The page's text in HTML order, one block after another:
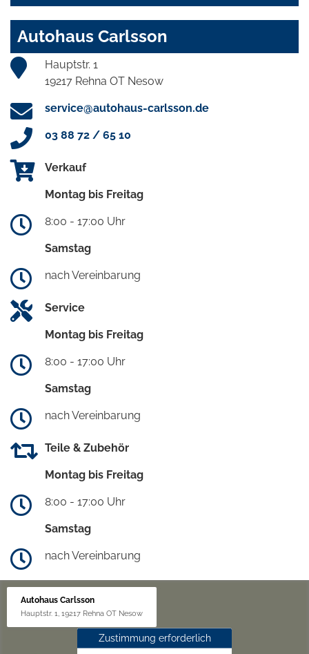
Autohaus Carlsson
Hauptstr. 1
19217 Rehna OT Nesow
service@autohaus-carlsson.de
03 88 72 / 65 10
Verkauf
Montag bis Freitag
8:00 - 17:00 Uhr
Samstag
nach Vereinbarung
Service
Montag bis Freitag
8:00 - 17:00 Uhr
Samstag
nach Vereinbarung
Teile & Zubehör
Montag bis Freitag
8:00 - 17:00 Uhr
Samstag
nach Vereinbarung
Autohaus Carlsson
Hauptstr. 1, 19217 Rehna OT Nesow
Zustimmung erforderlich